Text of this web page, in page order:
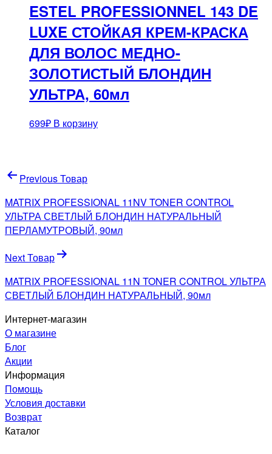
ESTEL PROFESSIONNEL 143 DE
LUXE СТОЙКАЯ КРЕМ-КРАСКА
ДЛЯ ВОЛОС МЕДНО-
ЗОЛОТИСТЫЙ БЛОНДИН
УЛЬТРА, 60мл
699₽ В корзину
Навигация
по
записям
Previous Товар
MATRIX PROFESSIONAL 11NV TONER CONTROL
УЛЬТРА СВЕТЛЫЙ БЛОНДИН НАТУРАЛЬНЫЙ
ПЕРЛАМУТРОВЫЙ, 90мл
Next Товар
MATRIX PROFESSIONAL 11N TONER CONTROL УЛЬТРА
СВЕТЛЫЙ БЛОНДИН НАТУРАЛЬНЫЙ, 90мл
Интернет-магазин
О магазине
Блог
Акции
Информация
Помощь
Условия доставки
Возврат
Каталог